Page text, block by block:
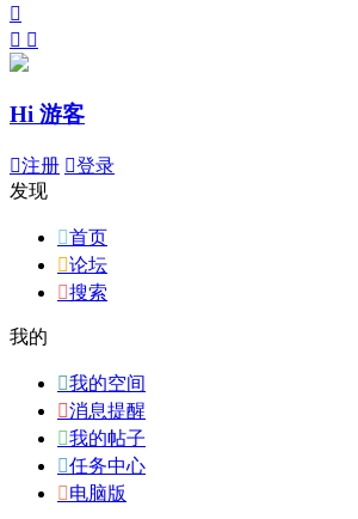

 
Hi 游客
注册 登录
发现
首页
论坛
搜索
我的
我的空间
消息提醒
我的帖子
任务中心
电脑版